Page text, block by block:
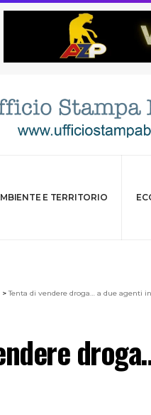
E TERRITORIO
>Tenta di vendere droga… a due agenti